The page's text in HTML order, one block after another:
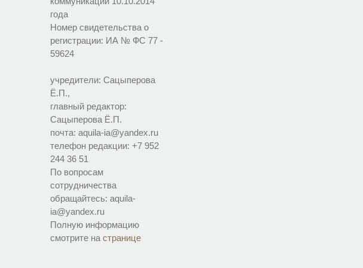
года
Номер свидетельства о
регистрации: ИА № ФС 77 -
59624
учредители: Сацыперова
Ё.П.,
главный редактор:
Сацыперова Ё.П.
почта: aquila-ia@yandex.ru
телефон редакции: +7 952
244 36 51
По вопросам
сотрудничества
обращайтесь: aquila-
ia@yandex.ru
Полную информацию
смотрите настранице